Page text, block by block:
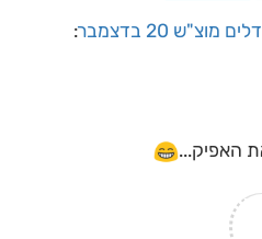
מוצ"ש 20 בדצמבר :
האפיק...